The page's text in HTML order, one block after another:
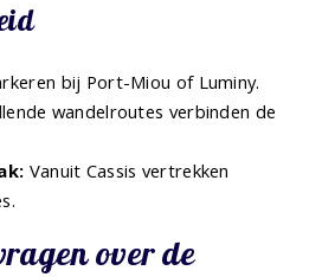
bij Port-Miou of Luminy.
wandelroutes verbinden de
Vanuit Cassis vertrekken
over de